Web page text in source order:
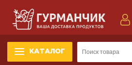
КАТАЛОГ